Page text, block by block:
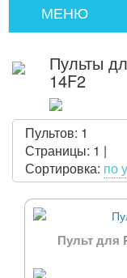
МЕНЮ
Пульты
14F2
Пультов: 1
Страницы: 1 |
Сортировка: по
Пульт для